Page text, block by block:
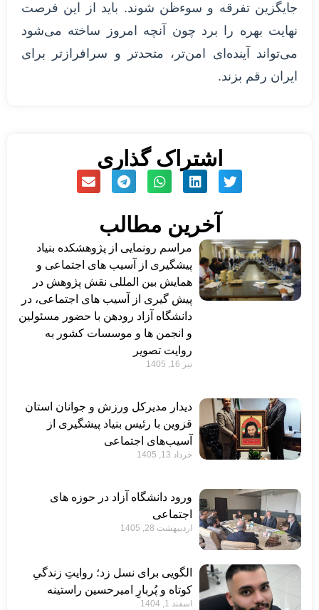
جایگزین تفرقه و سوء‌ظن شوند. باید از این فرصت
نهایت بهره را برد چون آنچه امروز ساخته می‌شود
می‌تواند آینده‌ای امن‌تر، متحدتر و سرافرازتر برای
ایران رقم بزند.
اشتراک گذاری
آخرین مطالب
مراسم رونمایی از پژوهشکده بنیاد
پیشگیری از آسیب های اجتماعی و
همایش بین المللی نقش پژوهش در
پیش گیری از آسیب های اجتماعی، در
دانشگاه آزاد رودهن با حضور مسئولین
و انجمن ها و موسسات کشور به
روایت تصویر
تیر 16, 1405
دیدار مدیرکل ورزش و جوانان استان
قزوین با رئیس بنیاد پیشگیری از
آسیب‌های اجتماعی
خرداد 13, 1405
ورود دانشگاه آزاد در حوزه های
اجتماعی
اردیبهشت 28, 1405
الگویی برای نسل زد؛ روایتِ زندگیِ
کوتاه و پُربارِ امیرحسین راستینه
اسفند 1, 1404